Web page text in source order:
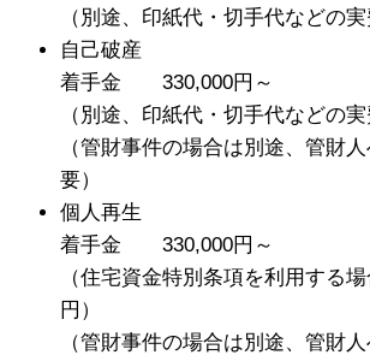
（別途、印紙代・切手代などの実
自己破産
着手金 330,000円～
（別途、印紙代・切手代などの実
（管財事件の場合は別途、管財
要）
個人再生
着手金 330,000円～
（住宅資金特別条項を利用する
円）
（管財事件の場合は別途、管財